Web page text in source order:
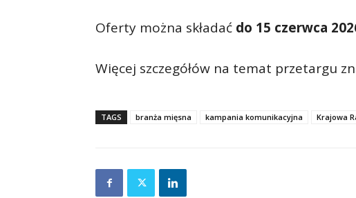
Oferty można składać do 15 czerwca
Więcej szczegółów na temat przetargu
TAGS branża mięsna kampania komunikacyjna Krajowa